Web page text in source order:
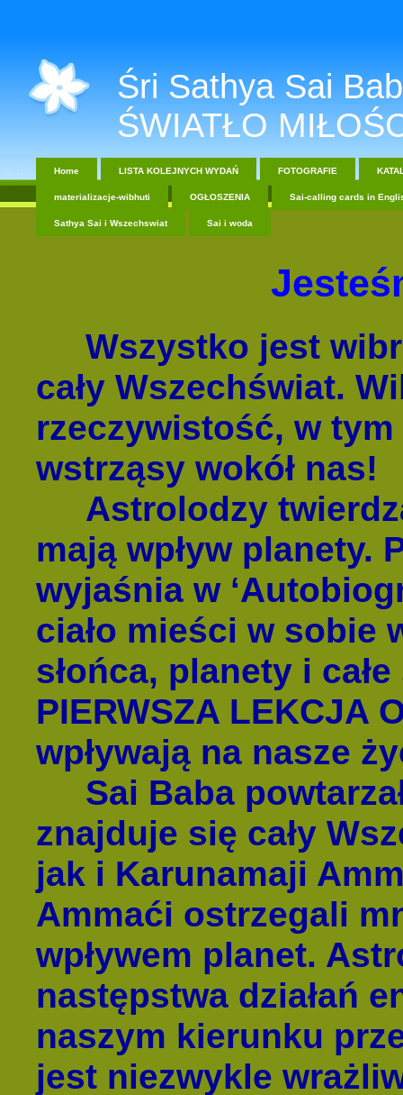
Śri Sathya Sai
ŚWIATŁO
Home LISTA KOLEJNYCH WYDAŃ FOTOGRAFIE
materializacje-wibhuti OGŁOSZENIA Sai-calling cards in
Sathya Sai i Wszechswiat Sai i woda
Wszystko jest
cały Wszechświat.
rzeczywistość, w
wstrząsy wokół nas!
Astrolodzy
mają wpływ planety.
wyjaśnia w
ciało mieści w sobie
słońca, planety i
PIERWSZA LEKCJA
wpływają na nasze
Sai Baba
znajduje się cały
jak i Karunamaji
Ammaći ostrzegali
wpływem planet.
następstwa działań
naszym kierunku
jest niezwykle